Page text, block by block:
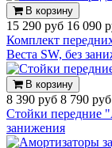
В корзину
15 290 руб 16 090
Комплект
Веста SW, без
В корзину
8 390 руб 8 790 руб
Стойки передние
занижения